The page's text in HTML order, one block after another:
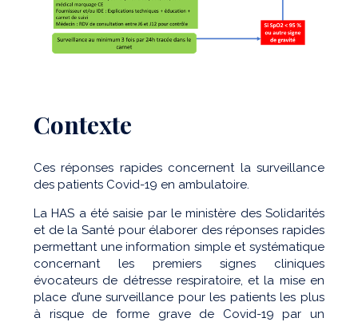
Contexte
Ces réponses rapides concernent la surveillance
des patients Covid-19 en ambulatoire.
La HAS a été saisie par le ministère des Solidarités
et de la Santé pour élaborer des réponses rapides
permettant une information simple et systématique
concernant les premiers signes cliniques
évocateurs de détresse respiratoire, et la mise en
place d’une surveillance pour les patients les plus
à risque de forme grave de Covid-19 par un